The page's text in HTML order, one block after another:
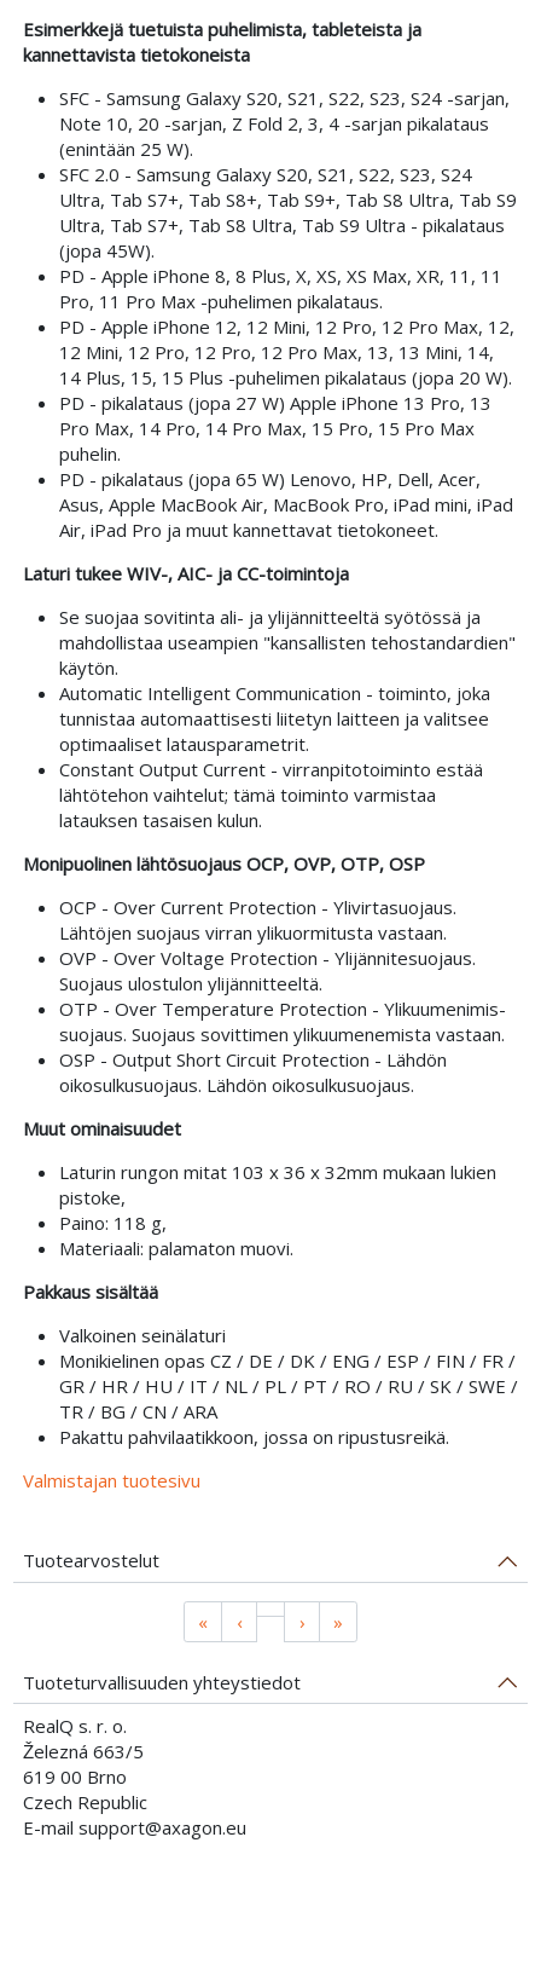
Esimerkkejä tuetuista puhelimista, tableteista ja
kannettavista tietokoneista
SFC - Samsung Galaxy S20, S21, S22, S23, S24 -sarjan,
Note 10, 20 -sarjan, Z Fold 2, 3, 4 -sarjan pikalataus
(enintään 25 W).
SFC 2.0 - Samsung Galaxy S20, S21, S22, S23, S24
Ultra, Tab S7+, Tab S8+, Tab S9+, Tab S8 Ultra, Tab S9
Ultra, Tab S7+, Tab S8 Ultra, Tab S9 Ultra - pikalataus
(jopa 45W).
PD - Apple iPhone 8, 8 Plus, X, XS, XS Max, XR, 11, 11
Pro, 11 Pro Max -puhelimen pikalataus.
PD - Apple iPhone 12, 12 Mini, 12 Pro, 12 Pro Max, 12,
12 Mini, 12 Pro, 12 Pro, 12 Pro Max, 13, 13 Mini, 14,
14 Plus, 15, 15 Plus -puhelimen pikalataus (jopa 20 W).
PD - pikalataus (jopa 27 W) Apple iPhone 13 Pro, 13
Pro Max, 14 Pro, 14 Pro Max, 15 Pro, 15 Pro Max
puhelin.
PD - pikalataus (jopa 65 W) Lenovo, HP, Dell, Acer,
Asus, Apple MacBook Air, MacBook Pro, iPad mini, iPad
Air, iPad Pro ja muut kannettavat tietokoneet.
Laturi tukee WIV-, AIC- ja CC-toimintoja
Se suojaa sovitinta ali- ja ylijännitteeltä syötössä ja
mahdollistaa useampien "kansallisten tehostandardien"
käytön.
Automatic Intelligent Communication - toiminto, joka
tunnistaa automaattisesti liitetyn laitteen ja valitsee
optimaaliset latausparametrit.
Constant Output Current - virranpitotoiminto estää
lähtötehon vaihtelut; tämä toiminto varmistaa
latauksen tasaisen kulun.
Monipuolinen lähtösuojaus OCP, OVP, OTP, OSP
OCP - Over Current Protection - Ylivirtasuojaus.
Lähtöjen suojaus virran ylikuormitusta vastaan.
OVP - Over Voltage Protection - Ylijännitesuojaus.
Suojaus ulostulon ylijännitteeltä.
OTP - Over Temperature Protection - Ylikuumenimis-
suojaus. Suojaus sovittimen ylikuumenemista vastaan.
OSP - Output Short Circuit Protection - Lähdön
oikosulkusuojaus. Lähdön oikosulkusuojaus.
Muut ominaisuudet
Laturin rungon mitat 103 x 36 x 32mm mukaan lukien
pistoke,
Paino: 118 g,
Materiaali: palamaton muovi.
Pakkaus sisältää
Valkoinen seinälaturi
Monikielinen opas CZ / DE / DK / ENG / ESP / FIN / FR /
GR / HR / HU / IT / NL / PL / PT / RO / RU / SK / SWE /
TR / BG / CN / ARA
Pakattu pahvilaatikkoon, jossa on ripustusreikä.
Valmistajan tuotesivu
Tuotearvostelut
« ‹ › »
Tuoteturvallisuuden yhteystiedot
RealQ s. r. o.
Železná 663/5
619 00 Brno
Czech Republic
E-mail support@axagon.eu